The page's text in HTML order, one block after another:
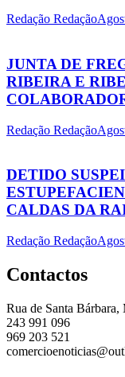
Redação Redação
JUNTA DE
RIBEIRA E
Redação Redação
DETIDO
CALDAS DA
Redação Redação
Contactos
Rua de Santa
243 991 096
969 203 521